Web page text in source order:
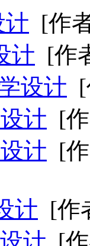
计 [作
计 [作
设计
计 [
计 [
计 [作